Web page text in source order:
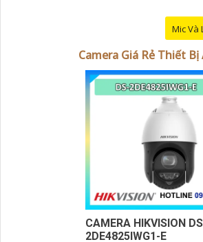
Mic Và
Camera Giá Rẻ Thiết
CAMERA HIKVISION
2DE4825IWG1-E